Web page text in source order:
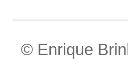
© Enrique